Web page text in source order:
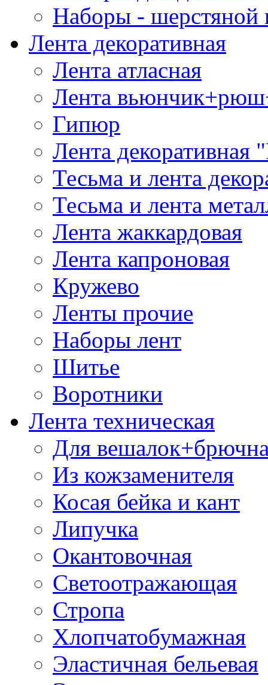
Наборы - шерстяной
Лента декоративная
Лента атласная
Лента
Гипюр
Лента декоративная
Тесьма и лента
Тесьма и лента
Лента жаккардовая
Лента капроновая
Кружево
Ленты прочие
Наборы лент
Шитье
Воротники
Лента техническая
Для
Из кожзаменителя
Косая бейка и кант
Липучка
Окантовочная
Светоотражающая
Стропа
Хлопчатобумажная
Эластичная бельевая